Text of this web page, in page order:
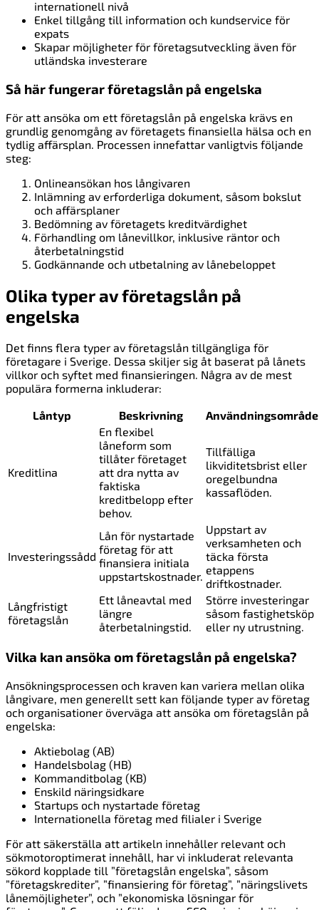
internationell nivå
Enkel tillgång till information och kundservice för
expats
Skapar möjligheter för företagsutveckling även för
utländska investerare
Så här fungerar företagslån på engelska
För att ansöka om ett företagslån på engelska krävs en
grundlig genomgång av företagets finansiella hälsa och en
tydlig affärsplan. Processen innefattar vanligtvis följande
steg:
Onlineansökan hos långivaren
Inlämning av erforderliga dokument, såsom bokslut
och affärsplaner
Bedömning av företagets kreditvärdighet
Förhandling om lånevillkor, inklusive räntor och
återbetalningstid
Godkännande och utbetalning av lånebeloppet
Olika typer av företagslån på
engelska
Det finns flera typer av företagslån tillgängliga för
företagare i Sverige. Dessa skiljer sig åt baserat på lånets
villkor och syftet med finansieringen. Några av de mest
populära formerna inkluderar:
Låntyp
Beskrivning Användningsområde
Kreditlina
En flexibel
låneform som
tillåter företaget
att dra nytta av
faktiska
kreditbelopp efter
behov.
Tillfälliga
likviditetsbrist eller
oregelbundna
kassaflöden.
Investeringssådd
Lån för nystartade
företag för att
finansiera initiala
uppstartskostnader.
Uppstart av
verksamheten och
täcka första
etappens
driftkostnader.
Långfristigt
företagslån
Ett låneavtal med
längre
återbetalningstid.
Större investeringar
såsom fastighetsköp
eller ny utrustning.
Vilka kan ansöka om företagslån på engelska?
Ansökningsprocessen och kraven kan variera mellan olika
långivare, men generellt sett kan följande typer av företag
och organisationer överväga att ansöka om företagslån på
engelska:
Aktiebolag (AB)
Handelsbolag (HB)
Kommanditbolag (KB)
Enskild näringsidkare
Startups och nystartade företag
Internationella företag med filialer i Sverige
För att säkerställa att artikeln innehåller relevant och
sökmotoroptimerat innehåll, har vi inkluderat relevanta
sökord kopplade till ”företagslån engelska”, såsom
”företagskrediter”, ”finansiering för företag”, ”näringslivets
lånemöjligheter”, och ”ekonomiska lösningar för